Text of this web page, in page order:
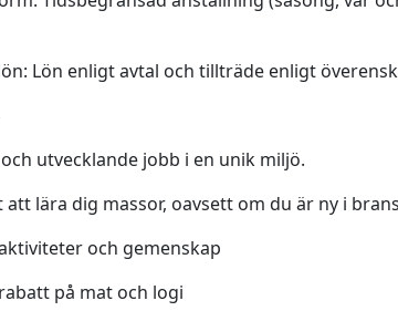
Lön enligt avtal och tillträde enligt
utvecklande jobb i en unik miljö.
att lära dig massor, oavsett om du är ny i
och gemenskap
på mat och logi